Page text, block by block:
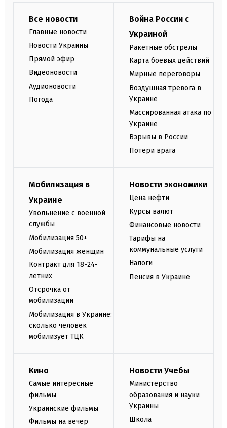
Все новости
Главные новости
Новости Украины
Прямой эфир
Видеоновости
Аудионовости
Погода
Война России с
Украиной
Ракетные обстрелы
Карта боевых действий
Мирные переговоры
Воздушная тревога в
Украине
Массированная атака по
Украине
Взрывы в России
Потери врага
Мобилизация в
Украине
Увольнение с военной
службы
Мобилизация 50+
Мобилизация женщин
Контракт для 18-24-
летних
Отсрочка от
мобилизации
Мобилизация в Украине:
сколько человек
мобилизует ТЦК
Новости экономики
Цена нефти
Курсы валют
Финансовые новости
Тарифы на
коммунальные услуги
Налоги
Пенсия в Украине
Кино
Самые интересные
фильмы
Украинские фильмы
Фильмы на вечер
Новости Учебы
Министерство
образования и науки
Украины
Школа